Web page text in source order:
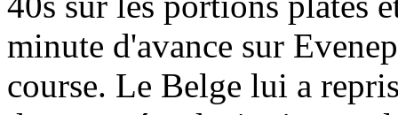
minute d'avance sur
course. Le Belge lui a